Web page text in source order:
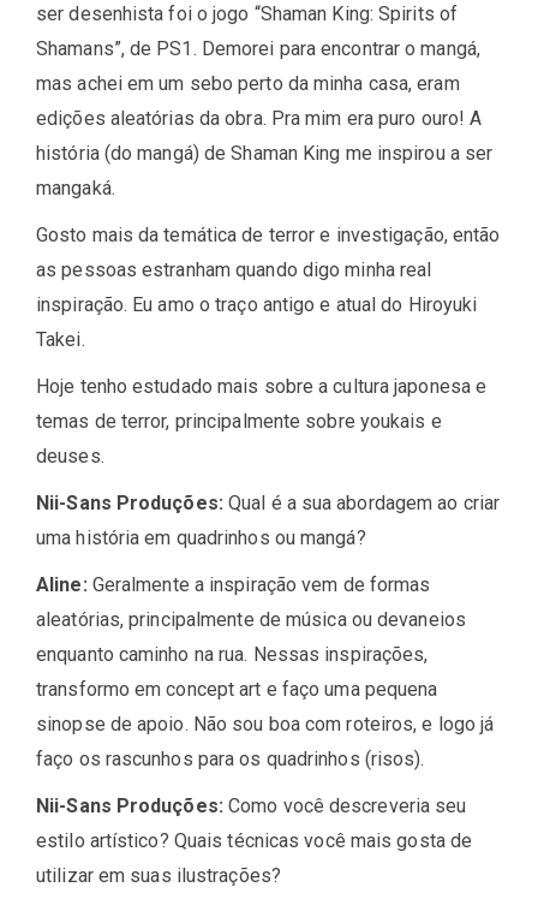
ser desenhista foi o jogo “Shaman King: Spirits of
Shamans”, de PS1. Demorei para encontrar o mangá,
mas achei em um sebo perto da minha casa, eram
edições aleatórias da obra. Pra mim era puro ouro! A
história (do mangá) de Shaman King me inspirou a ser
mangaká.
Gosto mais da temática de terror e investigação, então
as pessoas estranham quando digo minha real
inspiração. Eu amo o traço antigo e atual do Hiroyuki
Takei.
Hoje tenho estudado mais sobre a cultura japonesa e
temas de terror, principalmente sobre youkais e
deuses.
Nii-Sans Produções: Qual é a sua abordagem ao criar
uma história em quadrinhos ou mangá?
Aline: Geralmente a inspiração vem de formas
aleatórias, principalmente de música ou devaneios
enquanto caminho na rua. Nessas inspirações,
transformo em concept art e faço uma pequena
sinopse de apoio. Não sou boa com roteiros, e logo já
faço os rascunhos para os quadrinhos (risos).
Nii-Sans Produções: Como você descreveria seu
estilo artístico? Quais técnicas você mais gosta de
utilizar em suas ilustrações?